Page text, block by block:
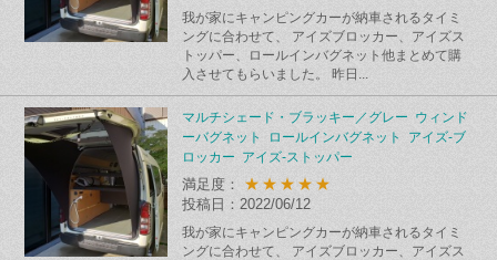
我が家にキャンピングカーが納車されるタイミ
ングに合わせて、 アイズブロッカー、アイズス
トッパー、ロールインバグネット他まとめて購
入させてもらいました。 昨日...
マルチシェード・ブラッキー／グレー ウィンド
ーバグネット ロールインバグネット アイズ-ブ
ロッカー アイズ-ストッパー
満足度： ★★★★★
投稿日：2022/06/12
我が家にキャンピングカーが納車されるタイミ
ングに合わせて、 アイズブロッカー、アイズス